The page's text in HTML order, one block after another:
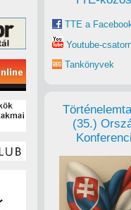
TTE a
Youtube-
Tankönyvek
(35.)